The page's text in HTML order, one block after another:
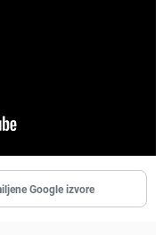
Google izvore